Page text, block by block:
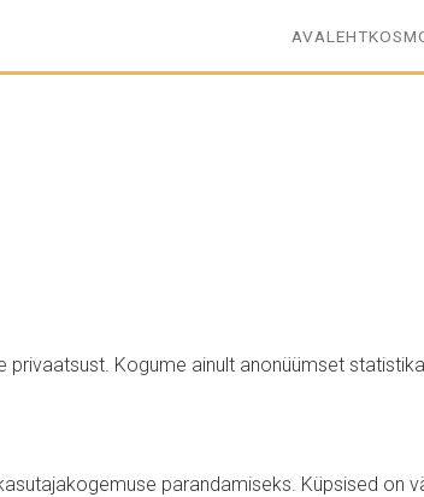
AVALEHT
privaatsust. Kogume ainult anonüümset
parandamiseks. Küpsised on